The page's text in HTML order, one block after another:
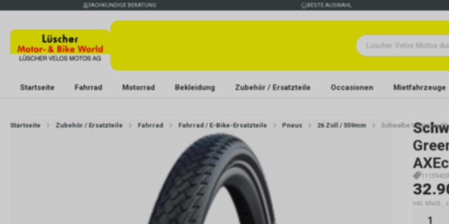
FACHKUNDIGE BERATUNG BESTE AUSWAHL
Startseite Fahrrad Motorrad Bekleidung Zubehör / Ersatzteile Occasionen Mietfahrzeuge
Startseite Zubehör / Ersatzteile Fahrrad Fahrrad / E-Bike-Ersatzteile Pneus 26 Zoll / 559mm Schwalbe Velopneu
11159403
inkl. MwSt.,